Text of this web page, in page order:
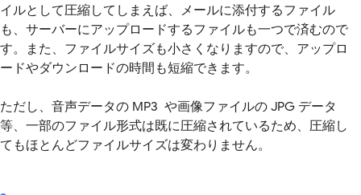
イルとして圧縮してしまえば、メールに添付するファイル
も、サーバーにアップロードするファイルも一つで済むので
す。また、ファイルサイズも小さくなりますので、アップロ
ードやダウンロードの時間も短縮できます。
ただし、音声データの MP3 や画像ファイルの JPG データ
等、一部のファイル形式は既に圧縮されているため、圧縮し
てもほとんどファイルサイズは変わりません。